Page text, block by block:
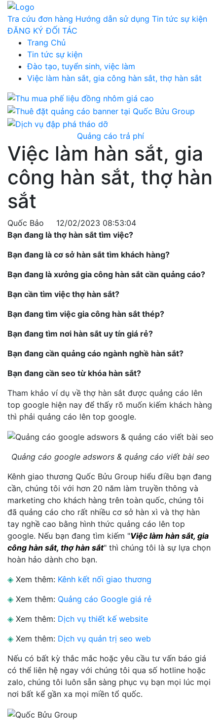
Tra cứu đơn hàng Hướng dẫn sử dụng Tin tức sự kiện
ĐĂNG KÝ ĐỐI TÁC
Trang Chủ
Tin tức sự kiện
Đào tạo, tuyển sinh, việc làm
Việc làm hàn sắt, gia công hàn sắt, thợ hàn sắt
Quảng cáo trả phí
Việc làm hàn sắt, gia
công hàn sắt, thợ hàn
sắt
Quốc Bảo 12/02/2023 08:53:04
Bạn đang là thợ hàn sắt tìm việc?
Bạn đang là cơ sở hàn sắt tìm khách hàng?
Bạn đang là xưởng gia công hàn sắt cần quảng cáo?
Bạn cần tìm việc thợ hàn sắt?
Bạn đang tìm việc gia công hàn sắt thép?
Bạn đang tìm nơi hàn sắt uy tín giá rẻ?
Bạn đang cần quảng cáo ngành nghề hàn sắt?
Bạn đang cần seo từ khóa hàn sắt?
Tham khảo ví dụ về thợ hàn sắt được quảng cáo lên
top google hiện nay để thấy rõ muốn kiếm khách hàng
thì phải quảng cáo lên top google.
Quảng cáo google adswors & quảng cáo viết bài seo
Kênh giao thương Quốc Bửu Group hiểu điều bạn đang
cần, chúng tôi với hơn 20 năm làm truyền thông và
marketing cho khách hàng trên toàn quốc, chúng tôi
đã quảng cáo cho rất nhiều cơ sở hàn xì và thợ hàn
tay nghề cao bằng hình thức quảng cáo lên top
google. Nếu bạn đang tìm kiếm "Việc làm hàn sắt, gia
công hàn sắt, thợ hàn sắt" thì chúng tôi là sự lựa chọn
hoàn hảo dành cho bạn.
◈ Xem thêm: Kênh kết nối giao thương
◈ Xem thêm: Quảng cáo Google giá rẻ
◈ Xem thêm: Dịch vụ thiết kế website
◈ Xem thêm: Dịch vụ quản trị seo web
Nếu có bất kỳ thắc mắc hoặc yêu cầu tư vấn báo giá
có thể liên hệ ngay với chúng tôi qua số hotline hoặc
zalo, chúng tôi luôn sẵn sàng phục vụ bạn mọi lúc mọi
nơi bất kể gần xa mọi miền tổ quốc.